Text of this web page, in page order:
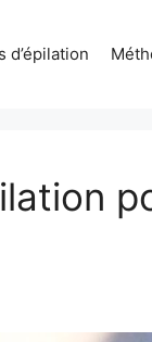
d’épilation